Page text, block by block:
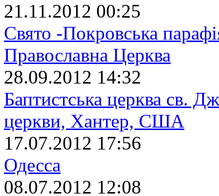
21.11.2012 00:25
Свято -Покровська
Православна Церква
28.09.2012 14:32
Баптистська церква св.
церкви, Хантер, США
17.07.2012 17:56
Одесса
08.07.2012 12:08